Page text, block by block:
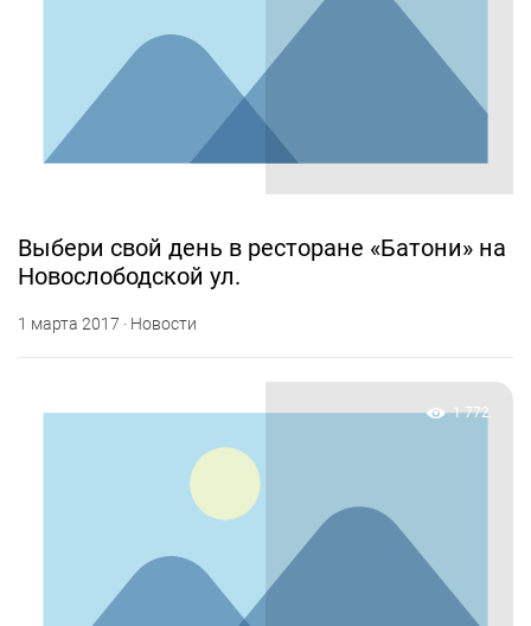
Выбери свой день в ресторане «Батони» на
Новослободской ул.
1 марта 2017 · Новости
1 772